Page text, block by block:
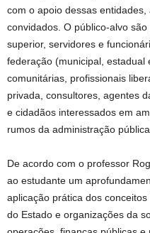
com o apoio dessas
convidados. O público-alvo
superior, servidores e
federação (municipal,
comunitárias, profissionais
privada, consultores, agentes
e cidadãos interessados em
rumos da administração
De acordo com o professor
ao estudante um
aplicação prática dos
do Estado e organizações da